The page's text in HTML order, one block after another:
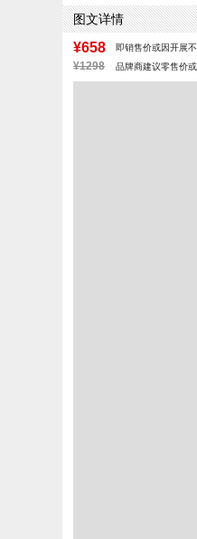
前掌高度：0.5CM
图文详情
¥658 即销售价或因开展
¥1298 品牌商建议零售价或